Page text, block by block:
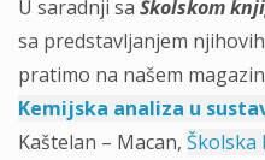
U saradnji sa Školskom
sa predstavljanjem
pratimo na našem
Kemijska analiza u
Kaštelan – Macan, Školska